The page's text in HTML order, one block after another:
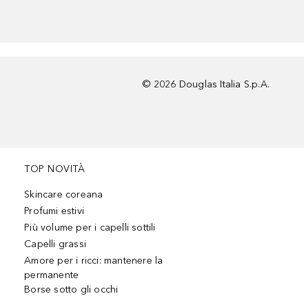
© 2026 Douglas Italia S.p.A.
TOP NOVITÀ
Skincare coreana
Profumi estivi
Più volume per i capelli sottili
Capelli grassi
Amore per i ricci: mantenere la
permanente
Borse sotto gli occhi